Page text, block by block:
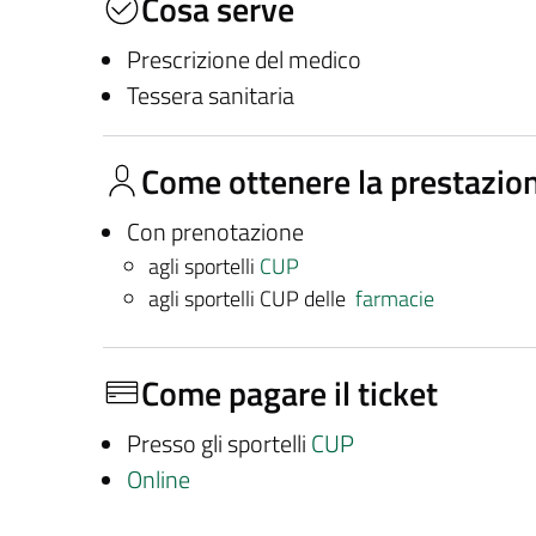
Prescrizione del medico
Tessera sanitaria
Come ottenere la
Con prenotazione
agli sportelli CUP
agli sportelli CUP delle farmacie
Come pagare il ticket
Presso gli sportelli CUP
Online